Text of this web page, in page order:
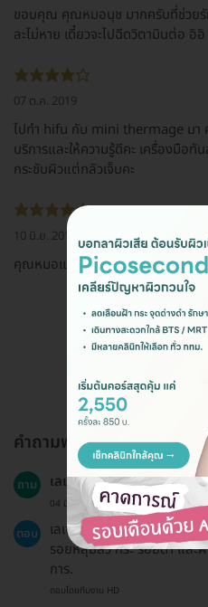
ขอบคุณ คุณหมอนุช มากครับที่ช่วยรั
ละไม่หาย เดี๋ยวจะไปฉีดวิตามินต่อ อิอิ
07 ต.ค. 2019
ไปทำ hifu กับ mini thermage ม
บริการและให้ความรู้ดีคะ เครื่องมือทั
กระชับผิวแต่กลัวเจ็บคะ
10 มิ.ย. 2019
คุณหมอและพนักงานให้การดูแลดีมา
ดูรีวิวทั้
คำถามพบบ่อย
ถาม เลเซอร์ Picocond เครื่อง
04 มี.ค. 2024
ตอบ
เลเซอร์ Picocond เครื่อง
รอยหลุมสิว กระ รอยดำ และ
การ.
ตอบโดยทีมงาน HD